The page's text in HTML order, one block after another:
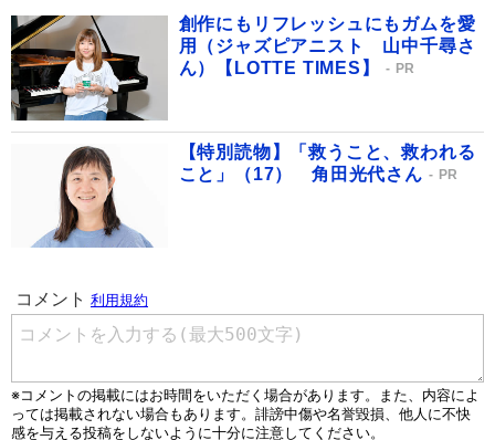
創作にもリフレッシュにもガムを愛
用（ジャズピアニスト 山中千尋さ
ん）【LOTTE TIMES】
PR
【特別読物】「救うこと、救われる
こと」（17） 角田光代さん
PR